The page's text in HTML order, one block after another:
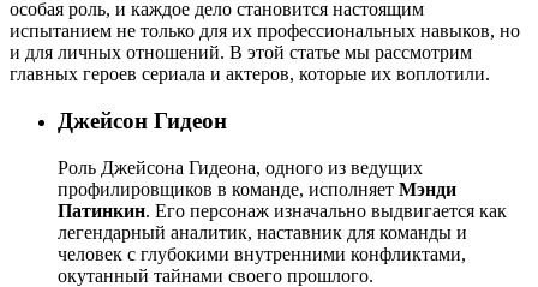
особая роль, и каждое дело становится настоящим
испытанием не только для их профессиональных навыков, но
и для личных отношений. В этой статье мы рассмотрим
главных героев сериала и актеров, которые их воплотили.
Джейсон Гидеон
Роль Джейсона Гидеона, одного из ведущих
профилировщиков в команде, исполняет Мэнди
Патинкин. Его персонаж изначально выдвигается как
легендарный аналитик, наставник для команды и
человек с глубокими внутренними конфликтами,
окутанный тайнами своего прошлого.